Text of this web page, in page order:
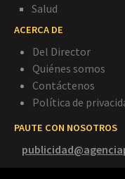
Salud
ACERCA DE
Del Director
Quiénes somos
Contáctenos
Política de
PAUTE CON NOSOTROS